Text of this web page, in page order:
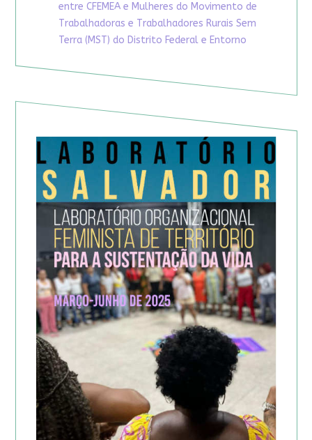
entre CFEMEA e Mulheres do Movimento de
Trabalhadoras e Trabalhadores Rurais Sem
Terra (MST) do Distrito Federal e Entorno